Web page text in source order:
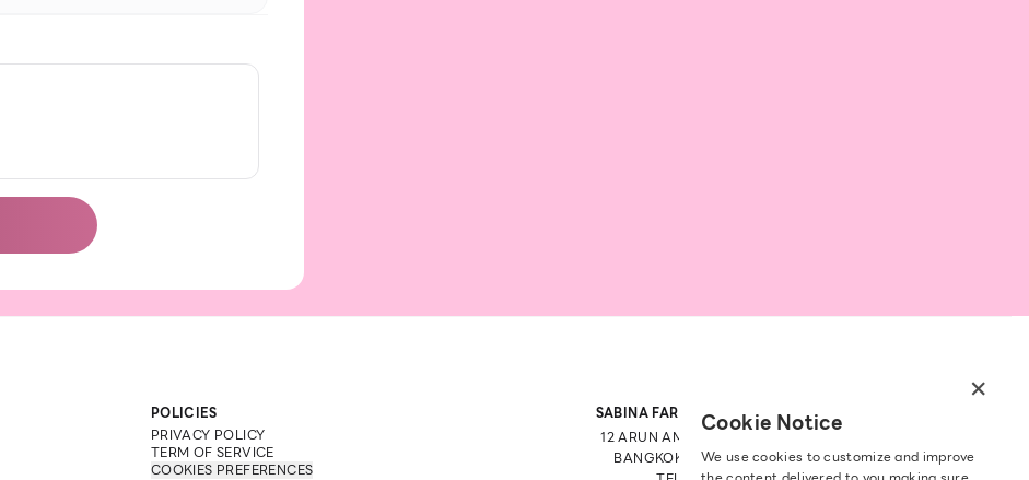
POLICIES
PRIVACY POLICY
TERM OF SERVICE
COOKIES PREFERENCES
SABINA FAREAST COMPANY LIMITED
12 ARUN AMARIN RD, ARUN AMARIN
BANGKOK NOI, BANGKOK 10700
×
Cookie Notice
We use cookies to customize and improve